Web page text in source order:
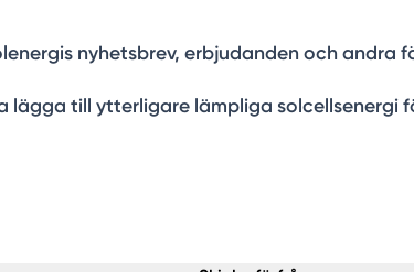
nyhetsbrev, erbjudanden och andra
lägga till ytterligare lämpliga solcellsenergi